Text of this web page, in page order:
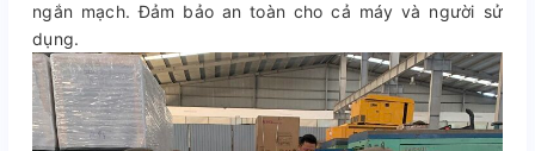
ngắn mạch. Đảm bảo an toàn cho cả máy và người sử
dụng.